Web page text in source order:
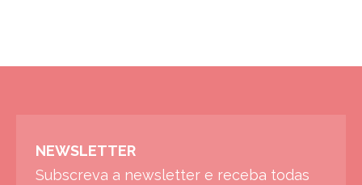
NEWSLETTER
Subscreva a newsletter e receba todas